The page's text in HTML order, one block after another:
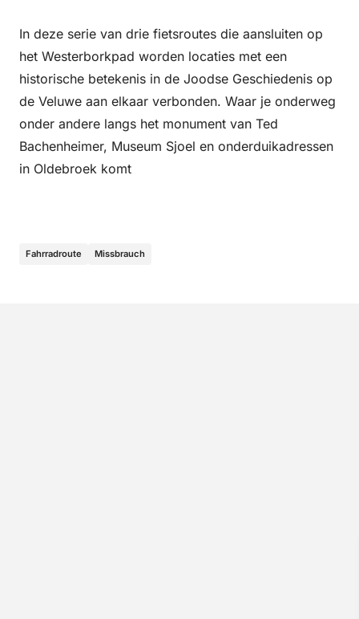
In deze serie van drie fietsroutes die aansluiten op
het Westerborkpad worden locaties met een
historische betekenis in de Joodse Geschiedenis op
de Veluwe aan elkaar verbonden. Waar je onderweg
onder andere langs het monument van Ted
Bachenheimer, Museum Sjoel en onderduikadressen
in Oldebroek komt
Fahrradroute Missbrauch